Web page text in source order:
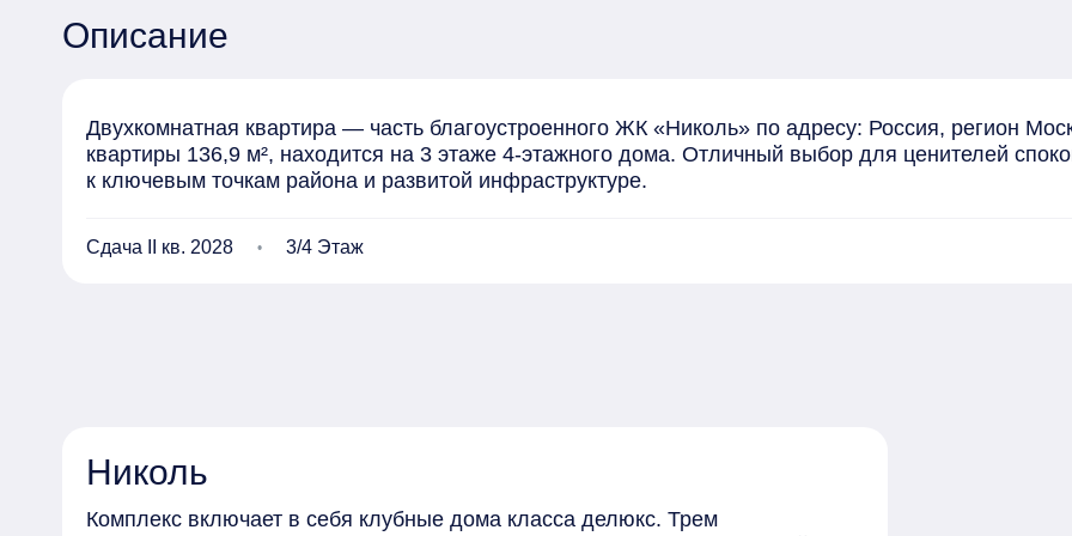
Описание
Двухкомнатная квартира — часть благоустроенного ЖК «Николь» по адресу: Россия, регион
квартиры 136,9 м², находится на 3 этаже 4-этажного дома. Отличный выбор для ценителей
к ключевым точкам района и развитой инфраструктуре.
Сдача II кв. 2028 3/4 Этаж
Николь
Комплекс включает в себя клубные дома класса делюкс. Трем